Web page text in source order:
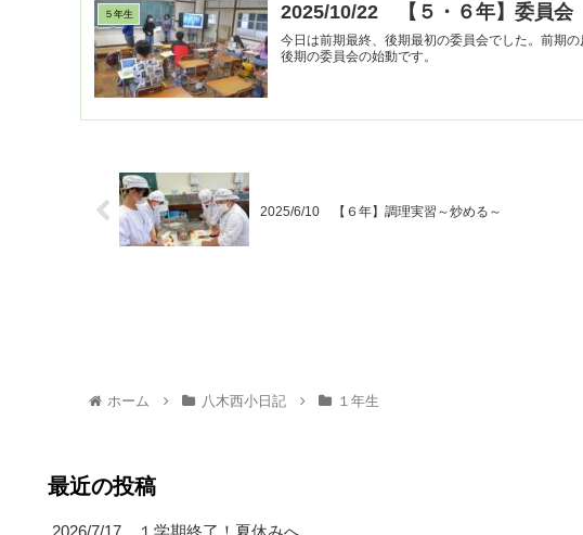
５年生 2025/10/22 【５・６年】委員会
今日は前期最終、後期最初の委員会でした。前期
後期の委員会の始動です。
2025/6/10 【６年】調理実習～炒める～
ホーム 八木西小日記 １年生
最近の投稿
2026/7/17 １学期終了！夏休みへ